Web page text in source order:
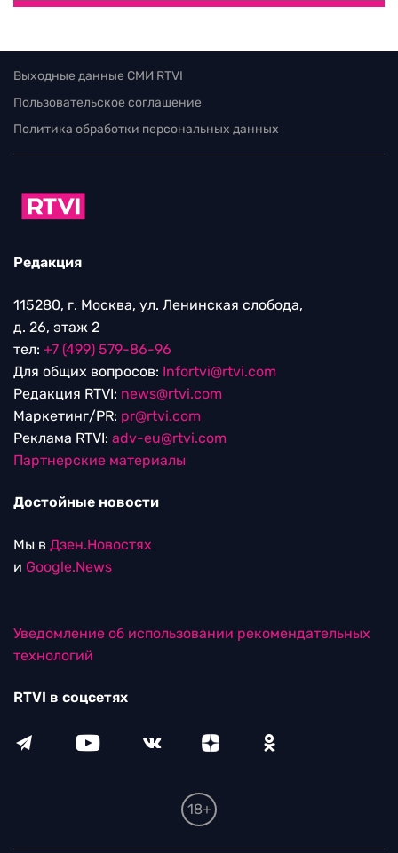
Выходные данные СМИ RTVI
Пользовательское соглашение
Политика обработки персональных данных
Редакция
115280, г. Москва, ул. Ленинская слобода,
д. 26, этаж 2
тел: +7 (499) 579-86-96
Для общих вопросов: Infortvi@rtvi.com
Редакция RTVI: news@rtvi.com
Маркетинг/PR: pr@rtvi.com
Реклама RTVI: adv-eu@rtvi.com
Партнерские материалы
Достойные новости
Мы в Дзен.Новостях
и Google.News
Уведомление об использовании рекомендательных
технологий
RTVI в соцсетях
18+